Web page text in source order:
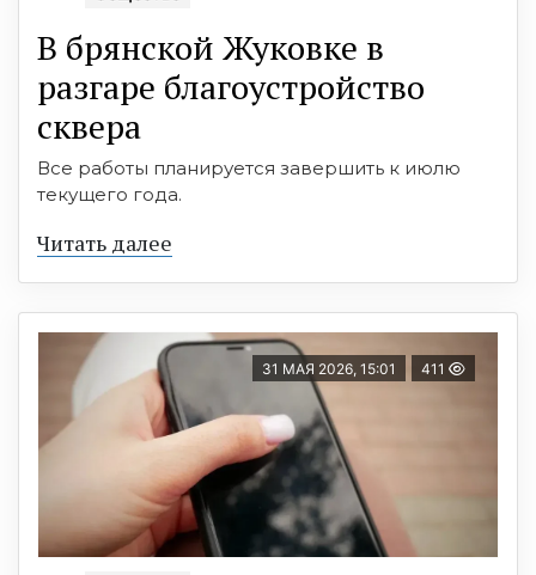
В брянской Жуковке в
разгаре благоустройство
сквера
Все работы планируется завершить к июлю
текущего года.
Читать далее
31 МАЯ 2026, 15:01 411